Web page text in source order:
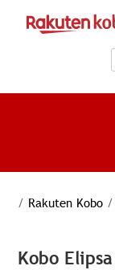
/ Rakuten Kobo /
Kobo Elipsa